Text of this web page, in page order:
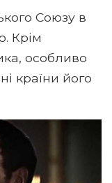
Союзу в
Крім
особливо
країни його